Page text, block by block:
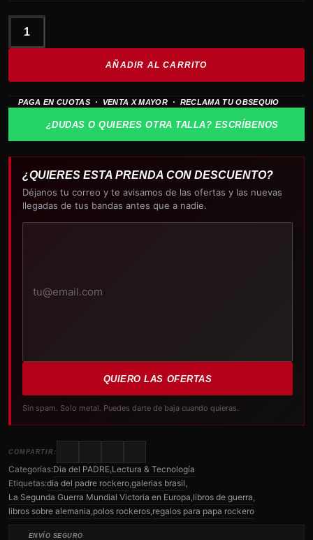
Victoria
Europa
cantidad
AÑADIR AL CARRITO
PAGA EN CUOTAS · VENTA X MAYOR · RECLAMA TU OBSEQUIO
¿DUDAS O QUIERES OTRA TALLA? ESCRÍBENOS
¿QUIERES ESTA PRENDA CON DESCUENTO?
Déjanos tu correo y te avisamos de las ofertas y las nuevas
llegadas de tus bandas antes que a nadie.
QUIERO LAS OFERTAS
Sin spam. Solo metal. Puedes darte de baja cuando quieras.
COMPARTIR:
Categorías:Dia del PADRE,Lectura & Tecnología
Etiquetas:dia del padre rockero,galerias brasil,
La Segunda Guerra Mundial Victoria en Europa,libros de guerra,
libros sobre alemania,polos rockeros,regalos para papa rockero
ENVÍO SEGURO